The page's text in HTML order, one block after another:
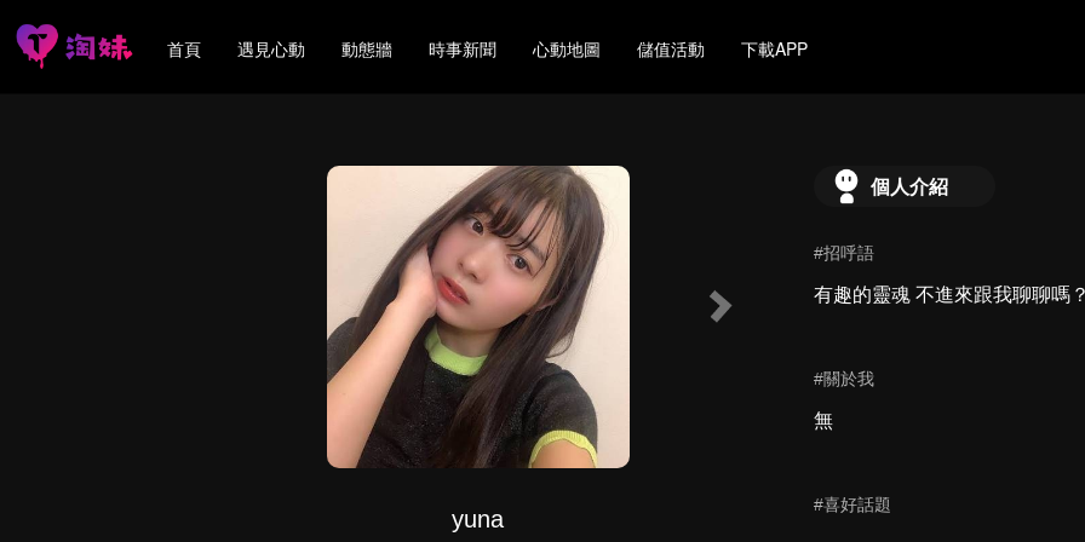
首頁 遇見心動 動態牆 時事新聞 心動地圖 儲值活動 下載APP
yuna
個人介紹
#招呼語
有趣的靈魂 不進來跟我聊聊嗎
#關於我
無
#喜好話題